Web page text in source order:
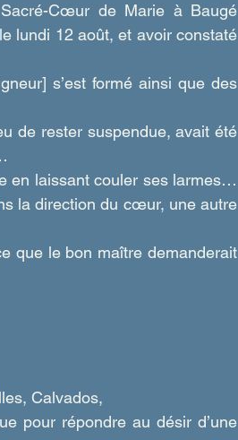
Cœur de Marie à Baugé
lundi 12 août, et avoir constaté
s’est formé ainsi que des
de rester suspendue, avait été
en laissant couler ses larmes…
la direction du cœur, une autre
que le bon maître demanderait
Calvados,